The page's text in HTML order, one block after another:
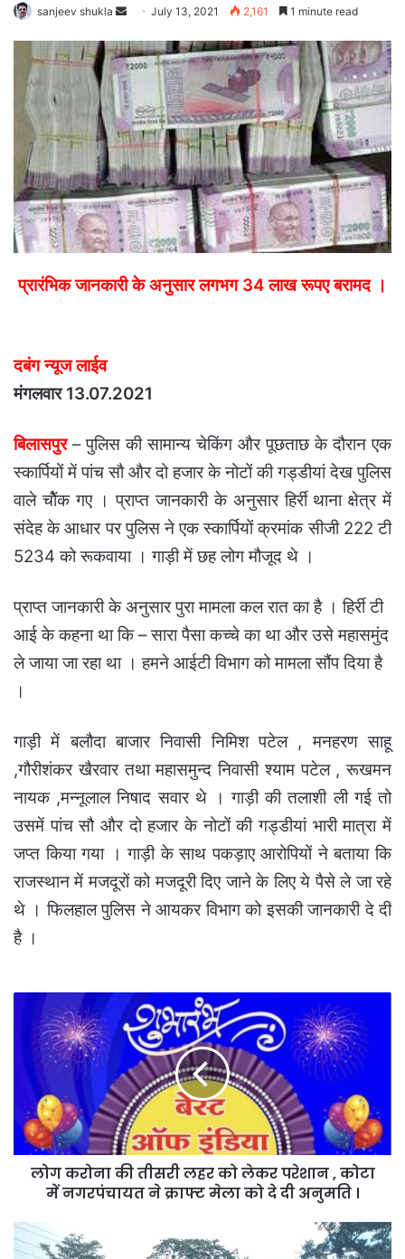
sanjeev shukla
Send
email
July 13, 2021 2,161 1 minute read
प्रारंभिक जानकारी के अनुसार लगभग 34 लाख रूपए बरामद ।
दबंग न्यूज लाईव
मंगलवार 13.07.2021
बिलासपुर – पुलिस की सामान्य चेकिंग और पूछताछ के दौरान एक
स्कार्पियों में पांच सौ और दो हजार के नोटों की गड्डीयां देख पुलिस
वाले चोैंक गए । प्राप्त जानकारी के अनुसार हिर्री थाना क्षेत्र में
संदेह के आधार पर पुलिस ने एक स्कार्पियों क्रमांक सीजी 222 टी
5234 को रूकवाया । गाड़ी में छह लोग मौजूद थे ।
प्राप्त जानकारी के अनुसार पुरा मामला कल रात का है । हिर्री टी
आई के कहना था कि – सारा पैसा कच्चे का था और उसे महासमुंद
ले जाया जा रहा था । हमने आईटी विभाग को मामला सौंप दिया है
।
गाड़ी में बलौदा बाजार निवासी निमिश पटेल , मनहरण साहू
,गौरीशंकर खैरवार तथा महासमुन्द निवासी श्याम पटेल , रूखमन
नायक ,मन्नूलाल निषाद सवार थे । गाड़ी की तलाशी ली गई तो
उसमें पांच सौ और दो हजार के नोटों की गड्डीयां भारी मात्रा में
जप्त किया गया । गाड़ी के साथ पकड़ाए आरोपियों ने बताया कि
राजस्थान में मजदूरों को मजदूरी दिए जाने के लिए ये पैसे ले जा रहे
थे । फिलहाल पुलिस ने आयकर विभाग को इसकी जानकारी दे दी
है ।
लेकर
परेशान
,
कोटा
ने
क्राफ्ट
लोग करोना की तीसरी लहर को लेकर परेशान , कोटा
में नगरपंचायत ने क्राफ्ट मेला को दे दी अनुमति ।
अंधविश्वास
और